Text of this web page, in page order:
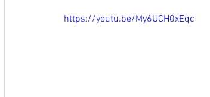
https://youtu.be/My6UCH0xEqc